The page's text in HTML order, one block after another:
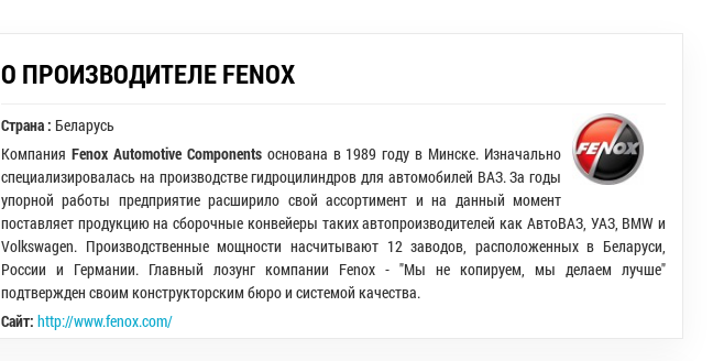
О ПРОИЗВОДИТЕЛЕ FENOX
Страна : Беларусь
Компания Fenox Automotive Componentsоснована в 1989 году в Минске. Изначально
специализировалась на производстве гидроцилиндров для автомобилей ВАЗ. За годы
упорной работы предприятие расширило свой ассортимент и на данный момент
поставляет продукцию на сборочные конвейеры таких автопроизводителей как АвтоВАЗ, УАЗ, BMW и
Volkswagen. Производственные мощности насчитывают 12 заводов, расположенных в Беларуси,
России и Германии. Главный лозунг компании Fenox - "Мы не копируем, мы делаем лучше"
подтвержден своим конструкторским бюро и системой качества.
Сайт: http://www.fenox.com/